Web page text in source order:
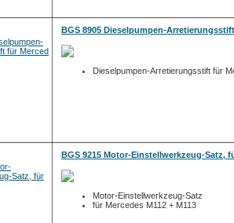
BGS 8905 Dieselpumpen-
Dieselpumpen-Arretierungsstift für
BGS 9215 Motor-Einstellwerkzeug-Satz,
Motor-Einstellwerkzeug-Satz
für Mercedes M112 + M113